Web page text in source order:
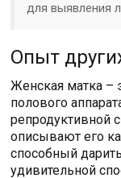
для выявления
Опыт
Женская матка –
полового
репродуктивной
описывают его
способный
удивительной